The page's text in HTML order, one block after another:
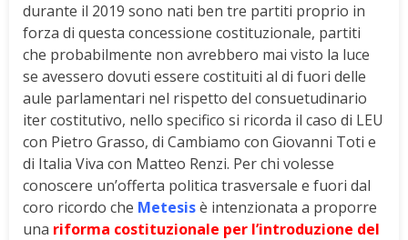
durante il 2019 sono nati ben tre partiti proprio in
forza di questa concessione costituzionale, partiti
che probabilmente non avrebbero mai visto la luce
se avessero dovuti essere costituiti al di fuori delle
aule parlamentari nel rispetto del consuetudinario
iter costitutivo, nello specifico si ricorda il caso di LEU
con Pietro Grasso, di Cambiamo con Giovanni Toti e
di Italia Viva con Matteo Renzi. Per chi volesse
conoscere un’offerta politica trasversale e fuori dal
coro ricordo che Metesisè intenzionata a proporre
una riforma costituzionale per l’introduzione del